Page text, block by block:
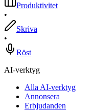
Produktivitet
•
Skriva
•
Röst
AI-verktyg
Alla AI-verktyg
Annonsera
Erbjudanden